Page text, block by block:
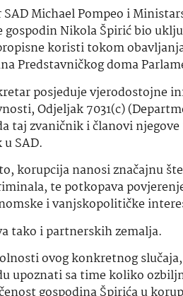
Michael Pompeo i
gospodin Nikola Špirić bio
koristitokom
Predstavničkog doma
posjeduje vjerodostojne
Odjeljak 7031(c)
taj zvaničnik i članovi
SAD.
korupcija nanosi značajnu
te potkopava
i vanjskopolitičke
tako i partnerskih zemalja.
ovog konkretnog
upoznatisa timekoliko